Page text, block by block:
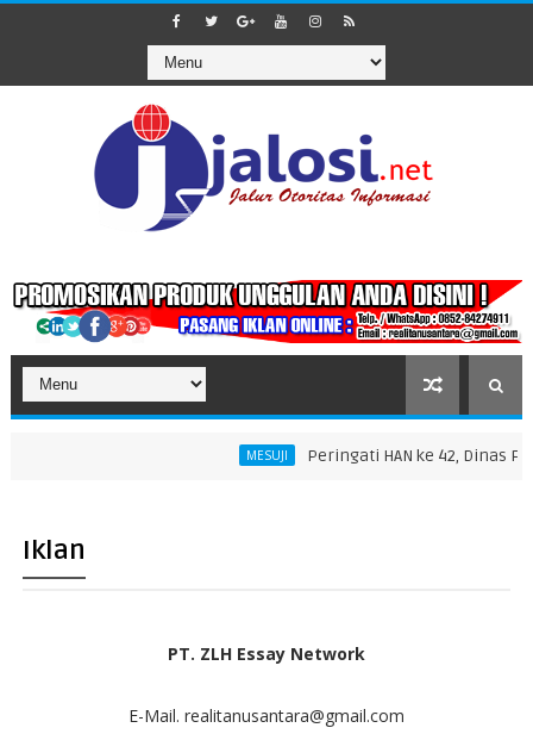
MESUJI Peringati HAN ke 42, Dinas
Iklan
PT. ZLH Essay Network
E-Mail. realitanusantara@gmail.com